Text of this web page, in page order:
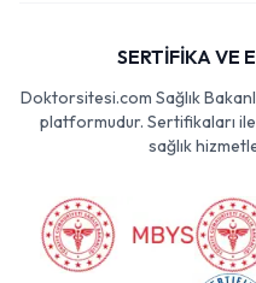
SERTİFİKA VE
Doktorsitesi.com Sağlık
platformudur. Sertifikaları
sağlık